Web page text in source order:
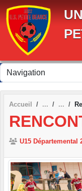
Accueil
U15 Départemental
Panneau de gestion